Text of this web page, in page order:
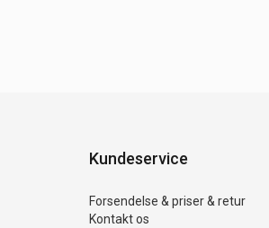
Kundeservice
Forsendelse & priser & retur
Kontakt os